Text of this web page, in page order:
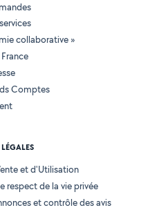
collaborative »
Comptes
et d'Utilisation
respect de la vie privée
et contrôle des avis